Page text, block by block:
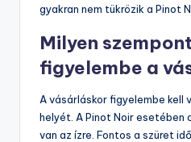
gyakran nem tükrözik a Pinot
Milyen
figyelembe a
A vásárláskor figyelembe kell
helyét. A Pinot Noir esetében
van az ízre. Fontos a szüret